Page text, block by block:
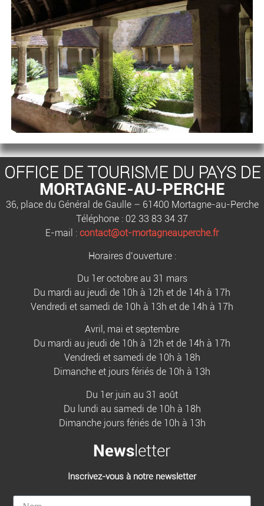
OFFICE DE TOURISME DU PAYS DE
MORTAGNE-AU-PERCHE
36, place du Général de Gaulle – 61400 Mortagne-au-Perche
Téléphone : 02 33 83 34 37
E-mail : contact@ot-mortagneauperche.fr
Horaires d’ouverture :
Du 1er octobre au 31 mars
Du mardi au jeudi de 10h à 12h et de 14h à 17h
Vendredi et samedi de 10h à 13h et de 14h à 17h
Avril, mai et septembre
Du mardi au jeudi de 10h à 12h et de 14h à 17h
Vendredi et samedi de 10h à 18h
Dimanche et jours fériés de 10h à 13h
Du 1er juin au 31 août
Du lundi au samedi de 10h à 18h
Dimanche jours fériés de 10h à 13h
News letter
Inscrivez-vous à notre newsletter